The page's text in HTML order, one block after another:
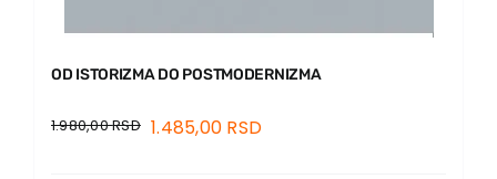
OD ISTORIZMA DO POSTMODERNIZMA
1.980,00RSD 1.485,00 RSD